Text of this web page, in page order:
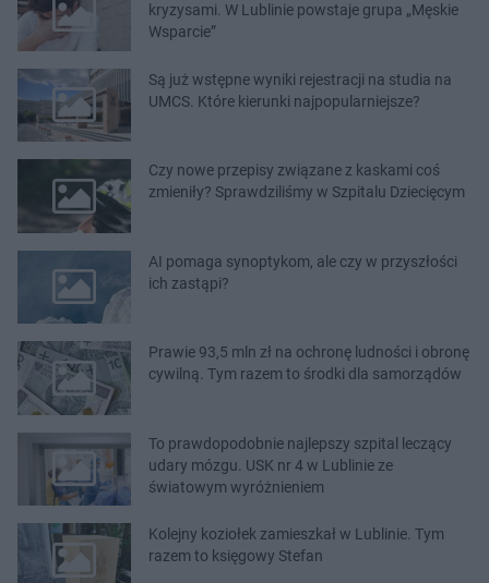
kryzysami. W Lublinie powstaje grupa „Męskie
Wsparcie”
Są już wstępne wyniki rejestracji na studia na
UMCS. Które kierunki najpopularniejsze?
Czy nowe przepisy związane z kaskami coś
zmieniły? Sprawdziliśmy w Szpitalu Dziecięcym
AI pomaga synoptykom, ale czy w przyszłości
ich zastąpi?
Prawie 93,5 mln zł na ochronę ludności i obronę
cywilną. Tym razem to środki dla samorządów
To prawdopodobnie najlepszy szpital leczący
udary mózgu. USK nr 4 w Lublinie ze
światowym wyróżnieniem
Kolejny koziołek zamieszkał w Lublinie. Tym
razem to księgowy Stefan